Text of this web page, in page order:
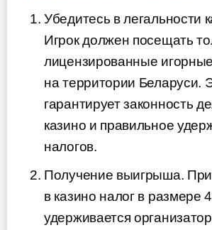
Убедитесь в легальности
Игрок должен посещать
лицензированные
на территории Беларуси.
гарантирует законность
казино и правильное
налогов.
Получение выигрыша.
в казино налог в размере
удерживается